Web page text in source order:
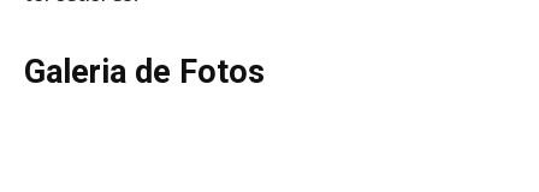
Galeria de Fotos